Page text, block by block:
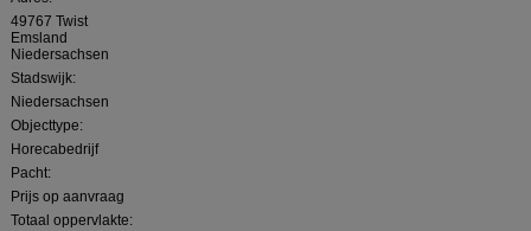
49767 Twist
Emsland
Niedersachsen
Stadswijk:
Niedersachsen
Objecttype:
Horecabedrijf
Pacht:
Prijs op aanvraag
Totaal oppervlakte: